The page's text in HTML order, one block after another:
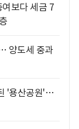
보다 세금 7
양도세 중과
'용산공원'…